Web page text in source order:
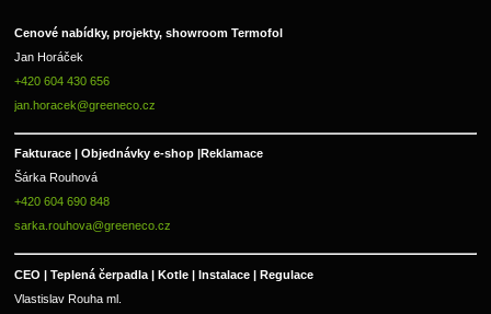
Cenové nabídky, projekty, showroom Termofol
Jan Horáček
+420 604 430 656
jan.horacek@greeneco.cz
Fakturace | Objednávky e-shop |Reklamace
Šárka Rouhová
+420 604 690 848
sarka.rouhova@greeneco.cz
CEO | Teplená čerpadla | Kotle | Instalace | Regulace
Vlastislav Rouha ml.